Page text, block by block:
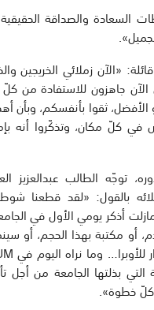
السعادة والصداقة
«الآن زملائي الخريجين
الأفضل، ثقوا بأنفسكم، وبأن
في كلّ مكان، وتذكّروا أنه
توجّه الطالب عبدالعزيز
بالقول: «لقد قطعنا
أذكر يومي الأول في
أو مكتبة بهذا الحجم، أو
التي بذلتها الجامعة من أجل
خطوة».